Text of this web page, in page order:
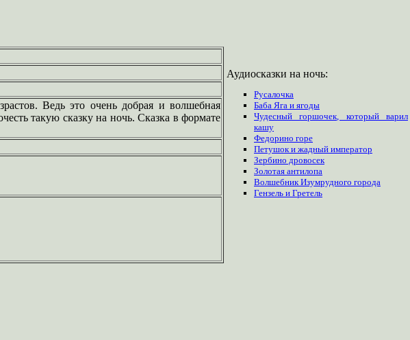
Ведь это очень добрая и волшебная
такую сказку на ночь. Сказка в формате
Аудиосказки на ночь:
Русалочка
Баба Яга и ягоды
Чудесный горшочек, который варил
кашу
Федорино горе
Петушок и жадный император
Зербино дровосек
Золотая антилопа
Волшебник Изумрудного города
Гензель и Гретель